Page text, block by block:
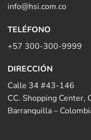
info@hsi.com.co
TELÉFONO
+57 300-300-9999
DIRECCIÓN
Calle 34 #43-146
CC. Shopping Center,
Barranquilla –